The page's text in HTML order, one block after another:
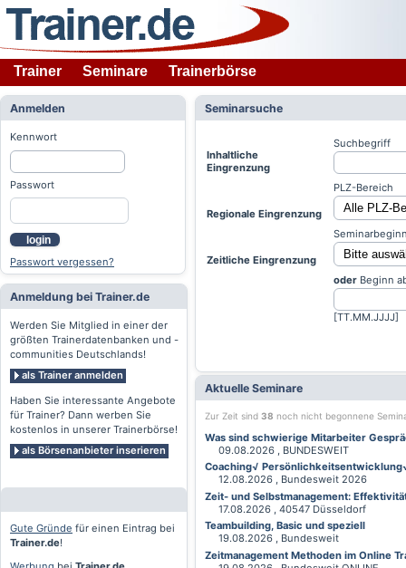
Trainer Seminare Trainerbörse
Anmelden
Kennwort
Passwort
login
Passwort vergessen?
Anmeldung bei Trainer.de
Werden Sie Mitglied in einer der
größten Trainerdatenbanken und -
communities Deutschlands!
als Trainer anmelden
Haben Sie interessante Angebote
für Trainer? Dann werben Sie
kostenlos in unserer Trainerbörse!
als Börsenanbieter inserieren
Gute Gründe für einen Eintrag bei
Trainer.de!
Seminarsuche
Inhaltliche
Eingrenzung
Suchbegriff
Regionale Eingrenzung
PLZ-Bereich
Zeitliche Eingrenzung
oder Beginn
[TT.MM.JJJJ]
Aktuelle Seminare
Zur Zeit sind 38 noch nicht begonnene
Was sind schwierige Mitarbeiter
09.08.2026 , BUNDESWEIT
Coaching√
12.08.2026 , Bundesweit 2026
Zeit- und Selbstmanagement:
17.08.2026 , 40547 Düsseldorf
Teambuilding, Basic und speziell
19.08.2026 , Bundesweit
Zeitmanagement Methoden im Online